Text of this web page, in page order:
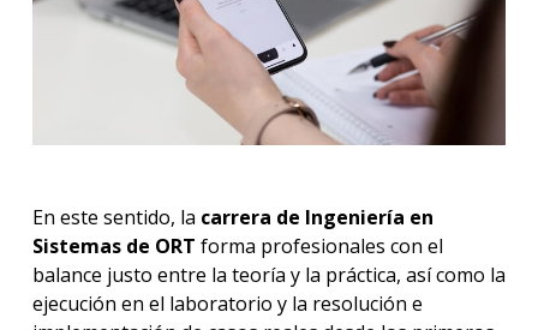
En este sentido, la carrera de Ingeniería en
Sistemas de ORT forma profesionales con el
balance justo entre la teoría y la práctica, así como la
ejecución en el laboratorio y la resolución e